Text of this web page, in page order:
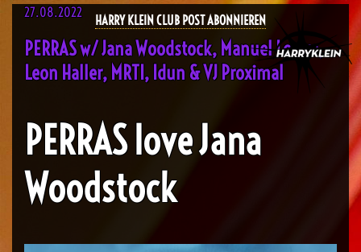
HARRY KLEIN CLUB POST ABONNIEREN
27.08.2022
PERRAS w/ Jana Woodstock, Manuel Loewe,
Leon Haller, MRTI, Idun & VJ Proximal
PERRAS love Jana
Woodstock